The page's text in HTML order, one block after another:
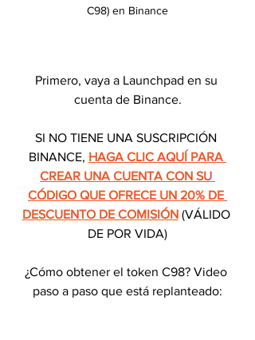
C98) en Binance
Primero, vaya a Launchpad en su
cuenta de Binance.
SI NO TIENE UNA SUSCRIPCIÓN
BINANCE, HAGA CLIC AQUÍ PARA
CREAR UNA CUENTA CON SU
CÓDIGO QUE OFRECE UN 20% DE
DESCUENTO DE COMISIÓN (VÁLIDO
DE POR VIDA)
¿Cómo obtener el token C98? Video
paso a paso que está replanteado: